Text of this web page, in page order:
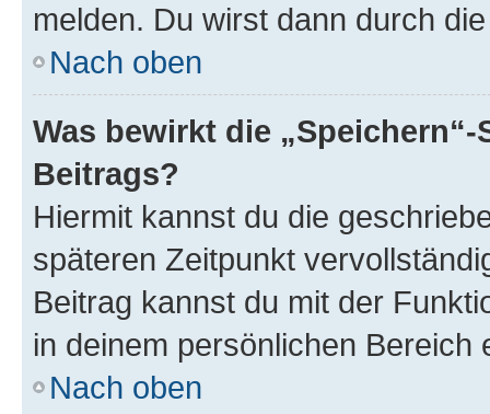
melden. Du wirst dann durch
Nach oben
Was bewirkt die
Beitrags?
Hiermit kannst du die
späteren Zeitpunkt
Beitrag kannst du mit der
in deinem persönlichen Bereich
Nach oben